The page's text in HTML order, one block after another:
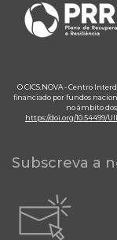
O CICS.NOVA - Centro
financiado por fundos
no âmbito dos
https://doi.org/10.54499/
Subscreva a